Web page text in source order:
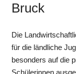
Bruck
Die
für die ländliche
besonders auf die
Schülerinnen